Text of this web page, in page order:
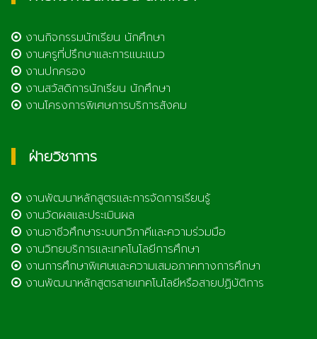
งานกิจกรรมนักเรียน นักศึกษา
งานครูที่ปรึกษาและการแนะแนว
งานปกครอง
งานสวัสดิการนักเรียน นักศึกษา
งานโครงการพิเศษการบริการสังคม
ฝ่ายวิชาการ
งานพัฒนาหลักสูตรและการจัดการเรียนรู้
งานวัดผลและประเมินผล
งานอาชีวศึกษาระบบทวิภาคีและความร่วมมือ
งานวิทยบริการและเทคโนโลยีการศึกษา
งานการศึกษาพิเศษและความเสมอภาคทางการศึกษา
งานพัฒนาหลักสูตรสายเทคโนโลยีหรือสายปฏิบัติการ